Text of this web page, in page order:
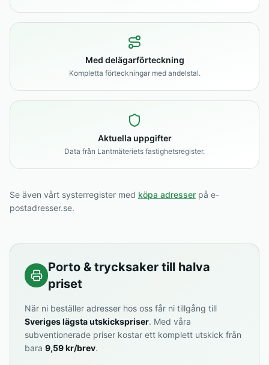
Med delägarförteckning
Kompletta förteckningar med andelstal.
Aktuella uppgifter
Data från Lantmäteriets fastighetsregister.
Se även vårt systerregister med köpa adresser på e-
postadresser.se.
Porto & trycksaker till halva
priset
När ni beställer adresser hos oss får ni tillgång till
Sveriges lägsta utskickspriser. Med våra
subventionerade priser kostar ett komplett utskick från
bara 9,59 kr/brev.